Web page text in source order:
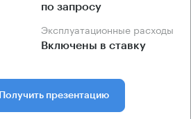
по запросу
Эксплуатационные расходы
Включены в ставку
Получить презентацию